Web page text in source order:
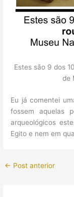
Estes são 9 dos
de
Eu já comentei
fossem aquelas
arqueológicos
Egito e nem em
← Post anterior